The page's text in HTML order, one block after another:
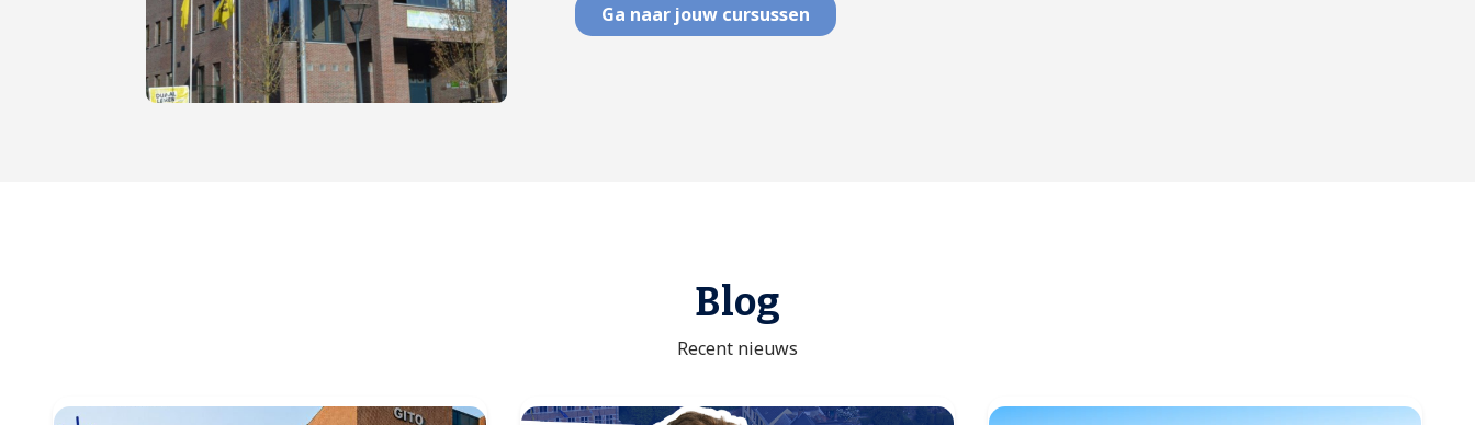
Ga naar jouw cursussen
Blog
Recent nieuws